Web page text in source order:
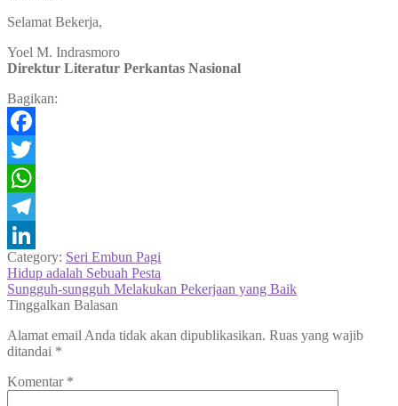
Selamat Bekerja,
Yoel M. Indrasmoro
Direktur Literatur Perkantas Nasional
Bagikan:
Facebook
Twitter
WhatsApp
Telegram
LinkedIn
Category: Seri Embun Pagi
Navigasi
pos
Previous
post:
Hidup adalah Sebuah Pesta
Next
post:
Sungguh-sungguh Melakukan Pekerjaan yang Baik
Tinggalkan Balasan
Alamat email Anda tidak akan dipublikasikan. Ruas yang wajib
ditandai *
Komentar *